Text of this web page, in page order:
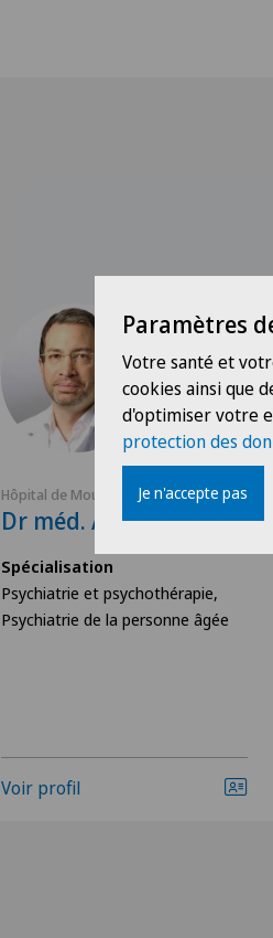
Hôpital de Moutier
Dr méd. Adrien Lorette
Spécialisation
Psychiatrie et psychothérapie,
Psychiatrie de la personne âgée
Voir profil
Paramètres
Votre santé et
cookies ainsi que
d'optimiser votre
protection des
Je n'accepte pas